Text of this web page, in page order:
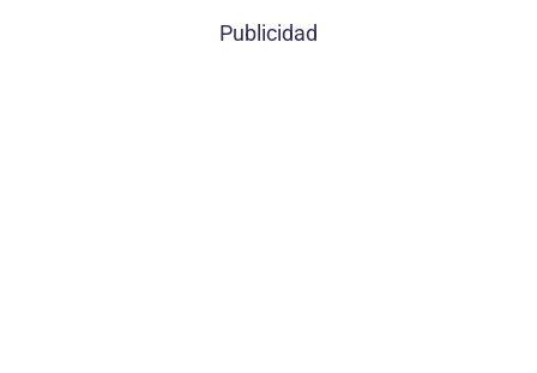
Publicidad